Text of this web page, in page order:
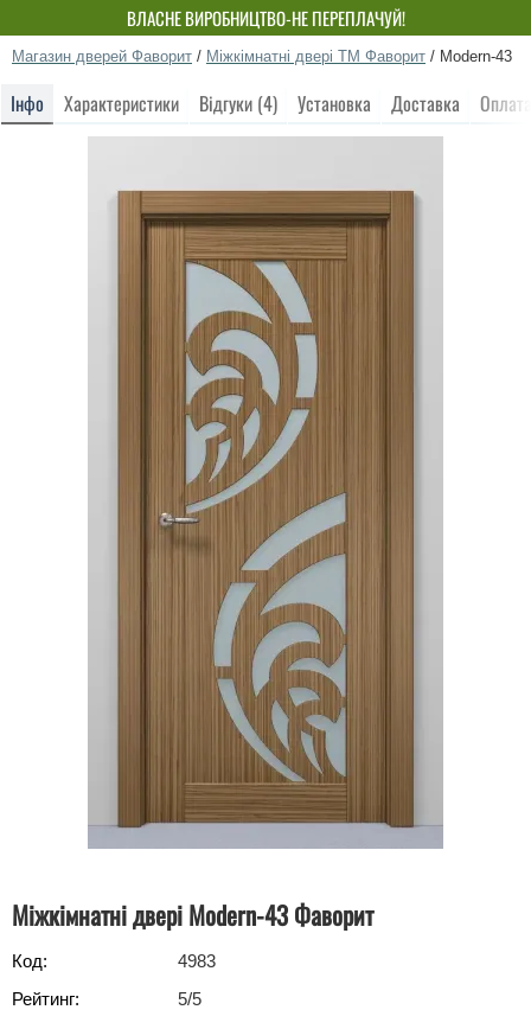
ВЛАСНЕ ВИРОБНИЦТВО-НЕ ПЕРЕПЛАЧУЙ!
Магазин дверей Фаворит / Міжкімнатні двері ТМ Фаворит / Modern-43
Інфо Характеристики Відгуки (4) Установка Доставка Оплата
Міжкімнатні двері Modern-43 Фаворит
Код:
4983
Рейтинг:
5/5